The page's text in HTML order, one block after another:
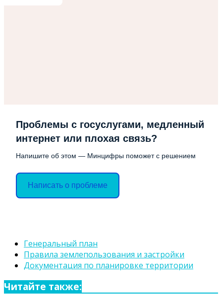
Проблемы с госуслугами, медленный
интернет или плохая связь?
Напишите об этом — Минцифры поможет с решением
Написать о проблеме
Генеральный план
Правила землепользования и застройки
Документация по планировке территории
Читайте также: